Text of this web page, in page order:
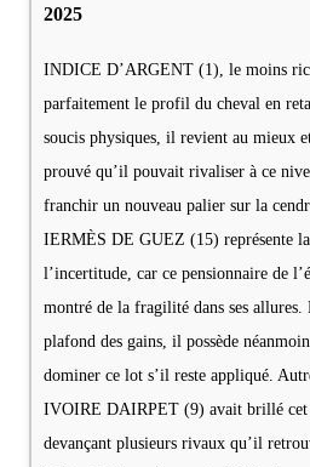
2025
INDICE D’ARGENT (1), le moins
parfaitement le profil du cheval en
soucis physiques, il revient au mieux
prouvé qu’il pouvait rivaliser à ce
franchir un nouveau palier sur la
IERMÈS DE GUEZ (15) représente la
l’incertitude, car ce pensionnaire de
montré de la fragilité dans ses allures.
plafond des gains, il possède
dominer ce lot s’il reste appliqué.
IVOIRE DAIRPET (9) avait brillé cet
devançant plusieurs rivaux qu’il